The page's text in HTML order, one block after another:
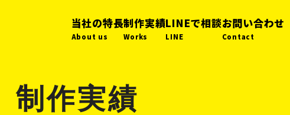
当社の特長
About us
制作実績
Works
LINEで相談
LINE
お問い合わせ
Contact
制作実績